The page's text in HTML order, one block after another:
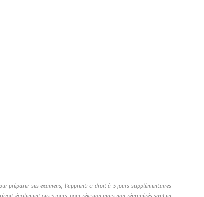
préparer ses examens, l’apprenti a droit à 5 jours supplémentaires